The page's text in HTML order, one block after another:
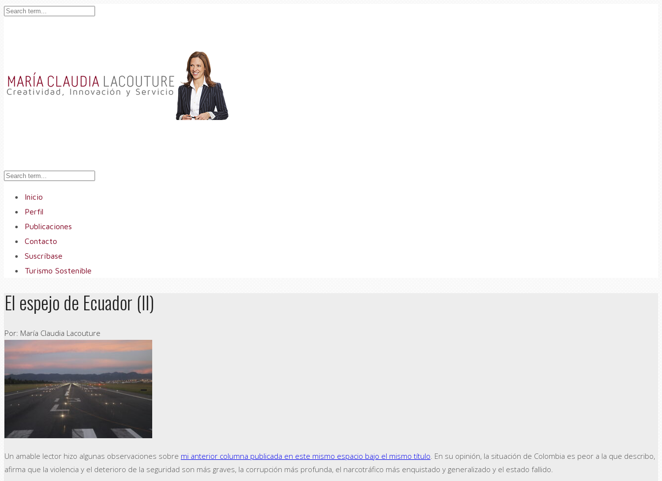
Inicio
Perfil
Publicaciones
Contacto
Suscríbase
Turismo Sostenible
El espejo de Ecuador (II)
Por: María Claudia Lacouture
Un amable lector hizo algunas observaciones sobre mi anterior columna publicada en este mismo espacio bajo el mismo título . En su opinión, la situación de Colombia es peor a la que describo,
afirma que la violencia y el deterioro de la seguridad son más graves, la corrupción más profunda, el narcotráfico más enquistado y generalizado y el estado fallido.